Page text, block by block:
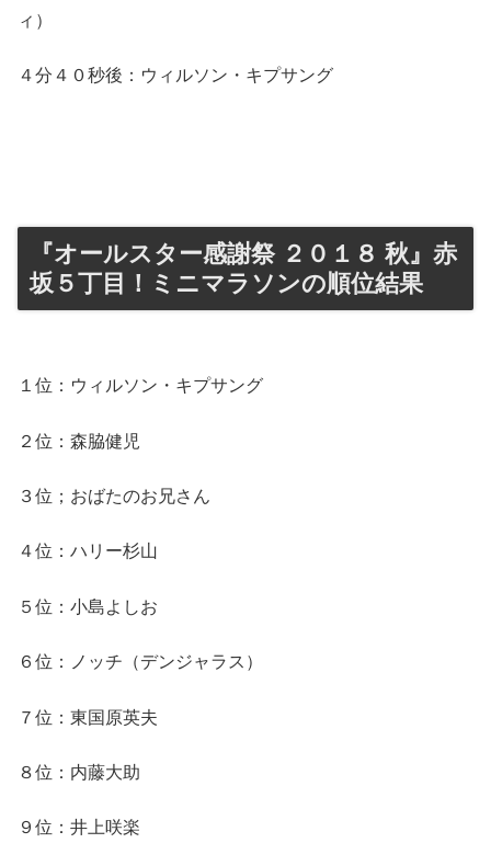
ィ）
４分４０秒後：ウィルソン・キプサング
『オールスター感謝祭 ２０１８ 秋』赤
坂５丁目！ミニマラソンの順位結果
１位：ウィルソン・キプサング
２位：森脇健児
３位；おばたのお兄さん
４位：ハリー杉山
５位：小島よしお
６位：ノッチ（デンジャラス）
７位：東国原英夫
８位：内藤大助
９位：井上咲楽